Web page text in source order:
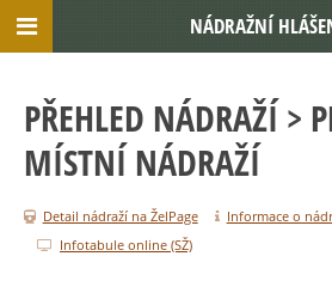
PŘEHLED NÁDRAŽÍ >
MÍSTNÍ NÁDRAŽÍ
Detail nádraží na ŽelPage
Informace o
Infotabule online (SŽ)
NÁDRAŽNÍ